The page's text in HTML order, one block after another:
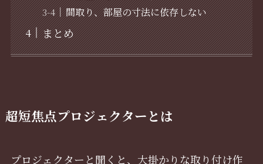
間取り、部屋の寸法に依存しない
まとめ
超短焦点プロジェクターとは
プロジェクターと聞くと、大掛かりな取り付け作